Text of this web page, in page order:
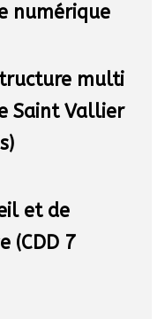
numérique
multi
Saint Vallier
et de
(CDD 7